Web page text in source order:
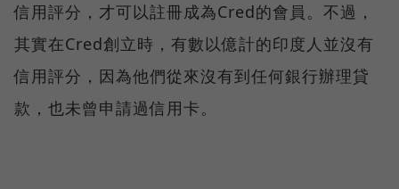
信用評分，才可以註冊成為Cred的會員。不過，
其實在Cred創立時，有數以億計的印度人並沒有
信用評分，因為他們從來沒有到任何銀行辦理貸
款，也未曾申請過信用卡。